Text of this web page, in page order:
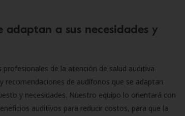
adaptan a sus necesidades y
de la atención de salud auditiva
recomendaciones de audífonos que se adaptan
y necesidades. Nuestro equipo lo orientará con
auditivos para reducir costos, para que la